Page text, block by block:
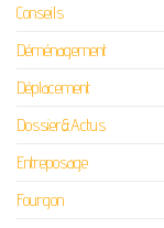
Conseils
Déménagement
Déplacement
Dossier&Actus
Entreposage
Fourgon